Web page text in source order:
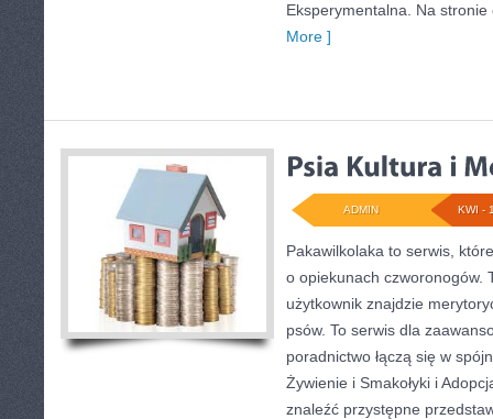
Eksperymentalna. Na
More ]
KWI -
ADMIN
Pakawilkolaka to serwis,
o opiekunach czworonogów.
użytkownik znajdzie
psów. To serwis dla
poradnictwo łączą się w
Żywienie i Smakołyki i
znaleźć przystępne